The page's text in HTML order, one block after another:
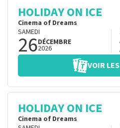
HOLIDAY ON ICE
Cinema of Dreams
SAMEDI
26DÉCEMBRE
2026
VOIR
HOLIDAY ON ICE
Cinema of Dreams